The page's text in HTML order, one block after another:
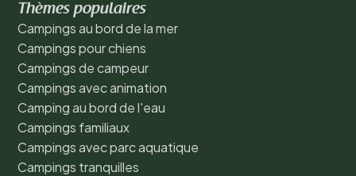
Thèmes populaires
Campings au bord de la mer
Campings pour chiens
Campings de campeur
Campings avec animation
Camping au bord de l'eau
Campings familiaux
Campings avec parc aquatique
Campings tranquilles